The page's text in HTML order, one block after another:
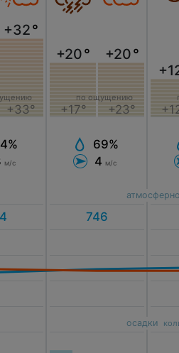
+32°
+33°
м/с
+20°
+17°
+20°
+23°
по ощущению
69%
4 м/с
осадки